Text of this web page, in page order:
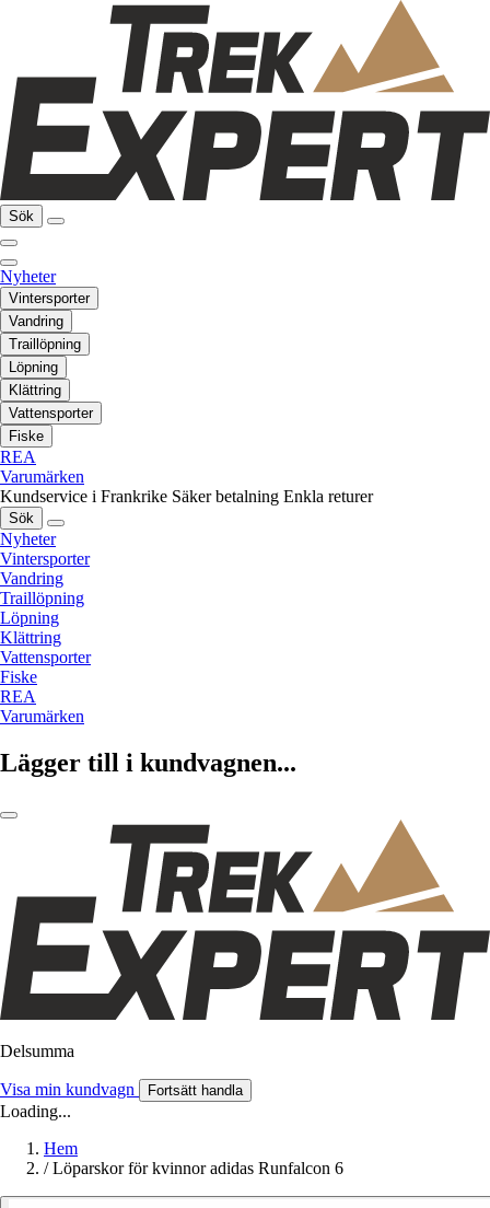
Sök
Nyheter
Vintersporter
Vandring
Traillöpning
Löpning
Klättring
Vattensporter
Fiske
REA
Varumärken
Kundservice i Frankrike Säker betalning Enkla returer
Sök
Nyheter
Vintersporter
Vandring
Traillöpning
Löpning
Klättring
Vattensporter
Fiske
REA
Varumärken
Lägger till i kundvagnen...
Delsumma
Visa min kundvagn Fortsätt handla
Loading...
Hem
/ Löparskor för kvinnor adidas Runfalcon 6